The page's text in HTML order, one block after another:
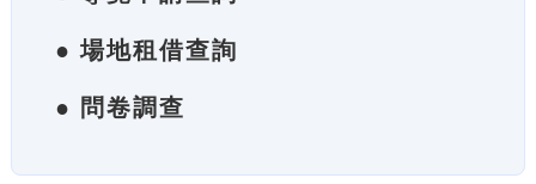
● 場地租借查詢
● 問卷調查